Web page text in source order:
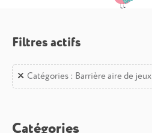
Filtres actifs
Catégories : Barrière aire de jeux
Catégories